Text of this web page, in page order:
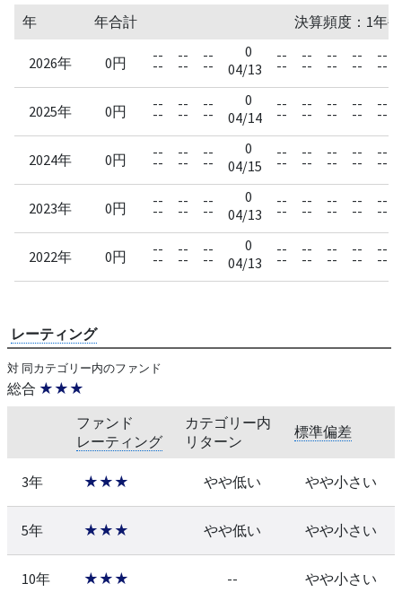
年 年合計 決算頻度：1年
2026年 0円 --
--
--
--
--
--
0
04/13
--
--
--
--
--
--
--
--
--
--
2025年 0円 --
--
--
--
--
--
0
04/14
--
--
--
--
--
--
--
--
--
--
2024年 0円 --
--
--
--
--
--
0
04/15
--
--
--
--
--
--
--
--
--
--
2023年 0円 --
--
--
--
--
--
0
04/13
--
--
--
--
--
--
--
--
--
--
2022年 0円 --
--
--
--
--
--
0
04/13
--
--
--
--
--
--
--
--
--
--
レーティング
対 同カテゴリー内のファンド
総合 ★★★
ファンド
レーティング
カテゴリー内
リターン
標準偏差
3年 ★★★ やや低い やや小さい
5年 ★★★ やや低い やや小さい
10年 ★★★ -- やや小さい